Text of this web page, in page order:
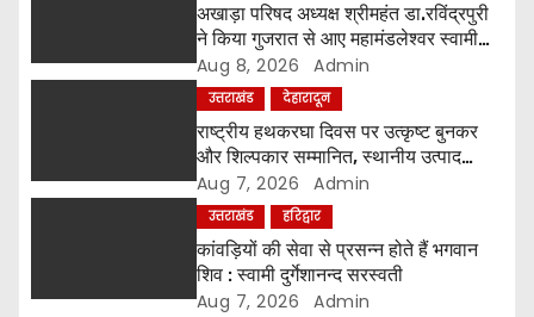
i
n
अखाड़ा परिषद अध्यक्ष श्रीमहंत डा.रविंद्रपुरी
ने किया गुजरात से आए महामंडलेश्वर स्वामी
कुर्षी पुरी और भक्तों का स्वागत
Aug 8, 2026 Admin
उत्तराखंड देहारादून
राष्ट्रीय हथकरघा दिवस पर उत्कृष्ट बुनकर
और शिल्पकार सम्मानित, स्थानीय उत्पाद
अपनाने का आह्वान
Aug 7, 2026 Admin
उत्तराखंड हरिद्वार
कांवड़ियों की सेवा से प्रसन्न होते हैं भगवान
शिव : स्वामी दुर्गेशानन्द सरस्वती
Aug 7, 2026 Admin